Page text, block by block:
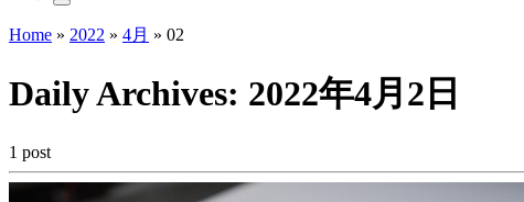
Menu
Home » 2022 » 4月 » 02
Daily Archives: 2022年4月2日
1 post